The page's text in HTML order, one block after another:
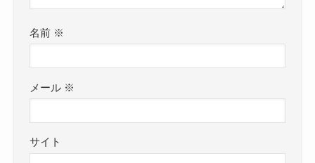
名前 ※
メール ※
サイト